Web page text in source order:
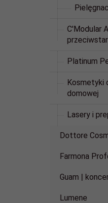
C'Modular
Platinum
Kosmetyki
domowej
Lasery i
Dottore
Farmona
Guam |
Lumene